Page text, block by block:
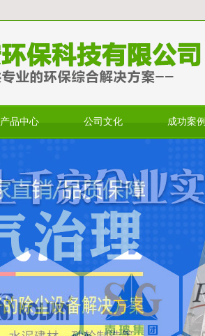
产品中心 公司文化 成功案例